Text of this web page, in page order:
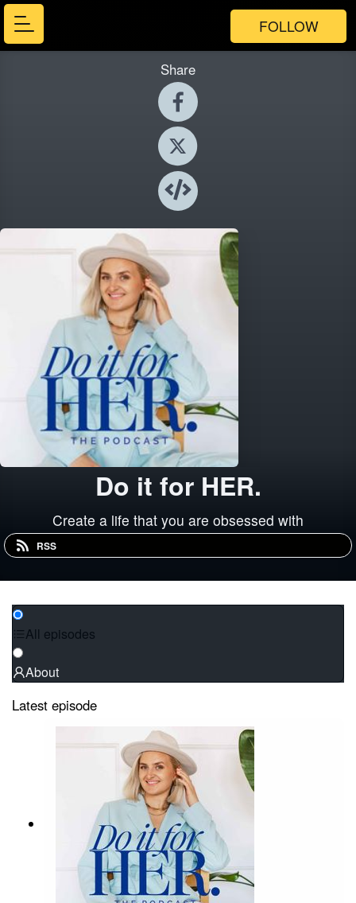
FOLLOW
Share
Do it for HER.
Create a life that you are obsessed with
RSS
All episodes
About
Latest episode